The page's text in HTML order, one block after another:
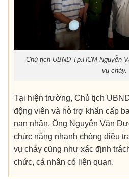
Chủ tịch UBND Tp.HCM Nguyễn
vụ cháy.
Tại hiện trường, Chủ tịch
động viên và hỗ trợ khẩn cấp
nạn nhân. Ông Nguyễn Văn
chức năng nhanh chóng điều
vụ cháy cũng như xác định
chức, cá nhân có liên quan.